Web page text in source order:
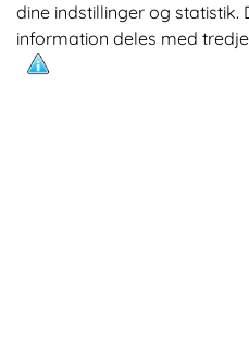
dine indstillinger og statistik.
information deles med
Odin R900 Romaskine
Odin S900 Spinningcykel